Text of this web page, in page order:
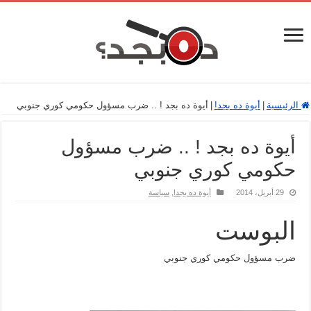
الرئيسية أيوة ده بجد! أيوة ده بجد ! .. ضرب مسؤول حكومي كوري جنوبي
أيوة ده بجد ! .. ضرب مسؤول
حكومي كوري جنوبي
29 أبريل، 2014 أيوة ده بجد! ,سياسة
البوست
ضرب مسؤول حكومي كوري جنوبي